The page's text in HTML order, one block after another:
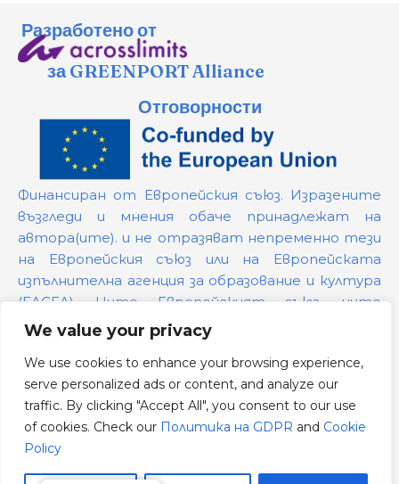
We value your privacy
We use cookies to enhance your browsing experience,
serve personalized ads or content, and analyze our
traffic. By clicking "Accept All", you consent to our use
of cookies. Check our Политика на GDPR and Cookie
Policy
Разработено от
за GREENPORT Alliance
Отговорности
Финансиран от Европейския съюз. Изразените
възгледи и мнения обаче принадлежат на
автора(ите). и не отразяват непременно тези
на Европейския съюз или на Европейската
изпълнителна агенция за образование и култура
(EACEA). Нито Европейският съюз, нито
предоставящият ги орган могат да бъдат
държани отговорни за тях.
Номер на проекта: 101139879
Политика на GDPR
Cookie Policy